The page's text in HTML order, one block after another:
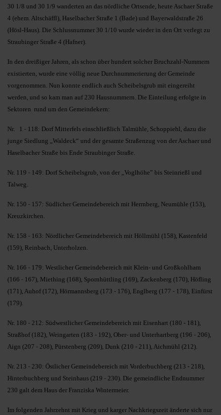
30 1/8 und 30 1/9 wanderten an das nördliche Ortsende, heute Aschaer Straße
4 (ehem. Altschäffl), Haselbacher Straße 1 (Bade) und Bayerwaldstraße 26
(Hösl-Haus). Die Schlussnummer 30 1/10 wurde wieder in den Ort verlegt zu
Straubinger Straße 4 (Hafner).
In den dreißiger Jahren, als schon über hundert solcher Bruchzahl-Nummern
existierten, wurde eine völlig neue Durchnummerierung der Gemeinde
vorgenommen. Nun konnte endlich auch Scheibelsgrub mit eingereiht
werden, und so kam man auf 230 Hausnummern. Die Einteilung erfolgte in
Sektoren rund um den Gemeindekern:
Nr. 1 - 118: Dorf Mitterfels einschließlich Talmühle, Schoppiehl, dazu die
junge Siedlung „Waldeck“ und der gesamte Straßenzug von der Aschaer und
Haselbacher Straße bis Ende Straubinger Straße.
Nr. 119 - 149: Dorf Scheibelsgrub, von der „Voglhöhe” bis Steinrießl und
Talweg.
Nr. 150 - 157: Südlicher Gemeindebereich mit Herrnberg, Neumühle (153),
Kreuzkirchen.
Nr. 158 - 163: Nördlicher Gemeindebereich mit Höllmühl (158), Kastenfeld
(159), Reinbach, Unterholzen.
Nr. 166 - 179: Westlicher Gemeindebereich mit Klein- und Großkohlham
(166 - 167), Miething (168), Spornhüttling (169), Zackenberg (170), Höfling
(171), Auhof (172), Hörmannsberg (173 - 176), Englberg (177 - 178), Einfürst
(179).
Nr. 180 - 212: Südwestlicher Gemeindebereich mit Eisenhart (180 - 181),
Straßhof (182), Weingarten (183 - 192), Ober- und Unterhartberg (196 - 206),
Aign (207 - 208), Pürstenberg (209), Dunk (210 - 211), Aichmühl (212).
Nr. 213 - 230: Östlicher Gemeindebereich mit Vorderbuchberg (213 - 218),
Hinterbuchberg und Steinhaus (219 - 230). Die gemeindliche Endnummer
230 galt dem Haus der Franziska Wintermeier.
Im folgenden Jahrzehnt mit Krieg und karger Nachkriegszeit änderte sich nur